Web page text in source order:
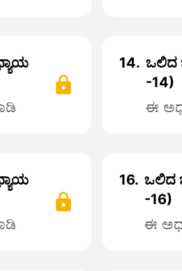
14. ಒಲಿದ
-14)
ಈ
16. ಒಲಿದ
-16)
ಈ